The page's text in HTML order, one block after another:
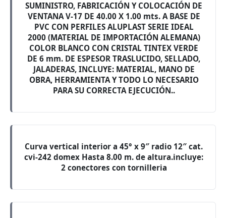
SUMINISTRO, FABRICACIÓN Y COLOCACIÓN DE
VENTANA V-17 DE 40.00 X 1.00 mts. A BASE DE
PVC CON PERFILES ALUPLAST SERIE IDEAL
2000 (MATERIAL DE IMPORTACIÓN ALEMANA)
COLOR BLANCO CON CRISTAL TINTEX VERDE
DE 6 mm. DE ESPESOR TRASLUCIDO, SELLADO,
JALADERAS, INCLUYE: MATERIAL, MANO DE
OBRA, HERRAMIENTA Y TODO LO NECESARIO
PARA SU CORRECTA EJECUCIÓN..
Curva vertical interior a 45° x 9″ radio 12″ cat.
cvi-242 domex Hasta 8.00 m. de altura.incluye:
2 conectores con tornilleria